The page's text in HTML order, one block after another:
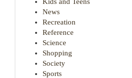
News
Recreation
Reference
Science
Shopping
Society
Sports